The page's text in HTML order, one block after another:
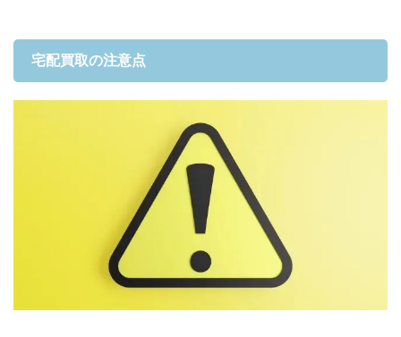
宅配買取の注意点